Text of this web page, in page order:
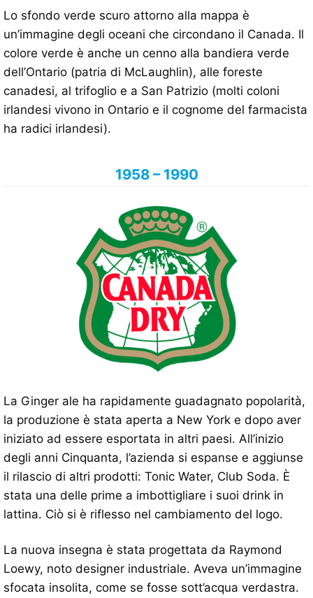
Lo sfondo verde scuro attorno alla mappa è
un’immagine degli oceani che circondano il Canada. Il
colore verde è anche un cenno alla bandiera verde
dell’Ontario (patria di McLaughlin), alle foreste
canadesi, al trifoglio e a San Patrizio (molti coloni
irlandesi vivono in Ontario e il cognome del farmacista
ha radici irlandesi).
1958 – 1990
La Ginger ale ha rapidamente guadagnato popolarità,
la produzione è stata aperta a New York e dopo aver
iniziato ad essere esportata in altri paesi. All’inizio
degli anni Cinquanta, l’azienda si espanse e aggiunse
il rilascio di altri prodotti: Tonic Water, Club Soda. È
stata una delle prime a imbottigliare i suoi drink in
lattina. Ciò si è riflesso nel cambiamento del logo.
La nuova insegna è stata progettata da Raymond
Loewy, noto designer industriale. Aveva un’immagine
sfocata insolita, come se fosse sott’acqua verdastra.